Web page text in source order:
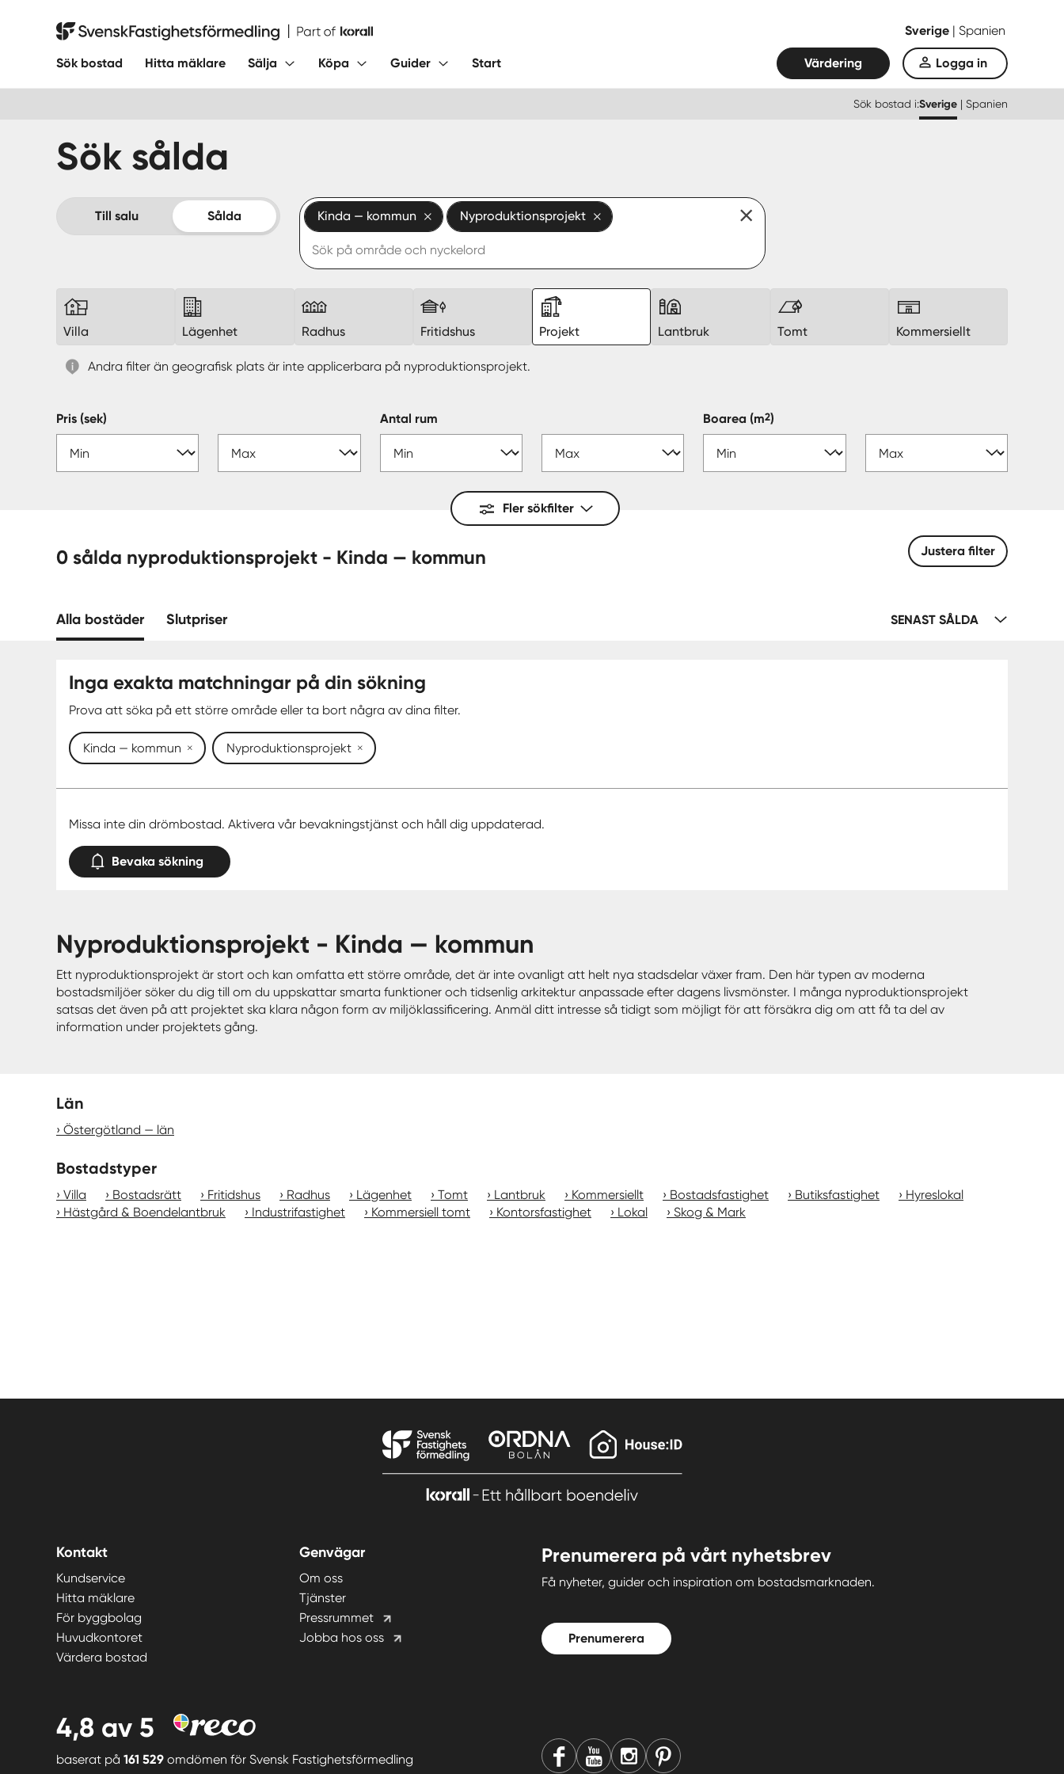
Svensk Fastighetsförmedling Sverige | Spanien
Sök bostad Hitta mäklare Sälja Köpa Guider Start Värdering Logga in
Sök bostad i:Sverige | Spanien
Sök sålda
Till salu Sålda Kinda — kommun Nyproduktionsprojekt
Villa Lägenhet Radhus Fritidshus Projekt Lantbruk Tomt Kommersiellt
Andra filter än geografisk plats är inte applicerbara på nyproduktionsprojekt.
Pris (sek) Antal rum Boarea(m2)
Fler sökfilter
0 sålda nyproduktionsprojekt - Kinda — kommun Justera filter
Alla bostäder Slutpriser SENAST SÅLDA
Inga exakta matchningar på din sökning
Prova att söka på ett större område eller ta bort några av dina filter.
Kinda — kommun Nyproduktionsprojekt
Missa inte din drömbostad. Aktivera vår bevakningstjänst och håll dig uppdaterad.
Bevaka sökning
nyproduktionsprojekt - Kinda — kommun
Ett nyproduktionsprojekt är stort och kan omfatta ett större område, det är inte ovanligt att helt nya stadsdelar växer fram. Den här typen av moderna
bostadsmiljöer söker du dig till om du uppskattar smarta funktioner och tidsenlig arkitektur anpassade efter dagens livsmönster. I många nyproduktionsprojekt
satsas det även på att projektet ska klara någon form av miljöklassificering. Anmäl ditt intresse så tidigt som möjligt för att försäkra dig om att få ta del av
information under projektets gång.
Län
Östergötland — län
Bostadstyper
Villa Bostadsrätt Fritidshus Radhus Lägenhet Tomt Lantbruk Kommersiellt Bostadsfastighet Butiksfastighet
Hyreslokal
Hästgård & Boendelantbruk
Industrifastighet Kommersiell tomt Kontorsfastighet Lokal Skog & Mark
Kontakt
Kundservice
Hitta mäklare
För byggbolag
Huvudkontoret
Värdera bostad
Genvägar
Om oss
Tjänster
Pressrummet
Jobba hos oss
Prenumerera på vårt nyhetsbrev
Få nyheter, guider och inspiration om bostadsmarknaden.
Prenumerera
4,8 av 5
baserat på 161 529 omdömen för Svensk Fastighetsförmedling